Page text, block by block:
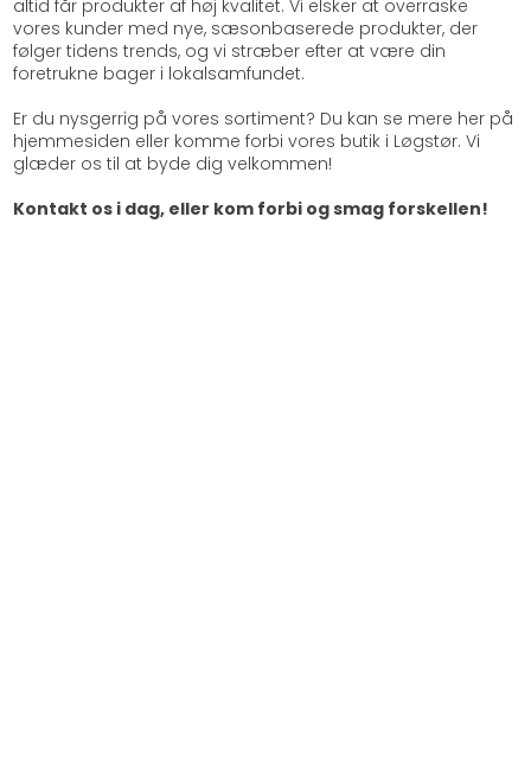
altid får produkter af høj kvalitet. Vi elsker at overraske
vores kunder med nye, sæsonbaserede produkter, der
følger tidens trends, og vi stræber efter at være din
foretrukne bager i lokalsamfundet.
Er du nysgerrig på vores sortiment? Du kan se mere her på
hjemmesiden eller komme forbi vores butik i Løgstør. Vi
glæder os til at byde dig velkommen!
Kontakt os i dag, eller kom forbi og smag forskellen!